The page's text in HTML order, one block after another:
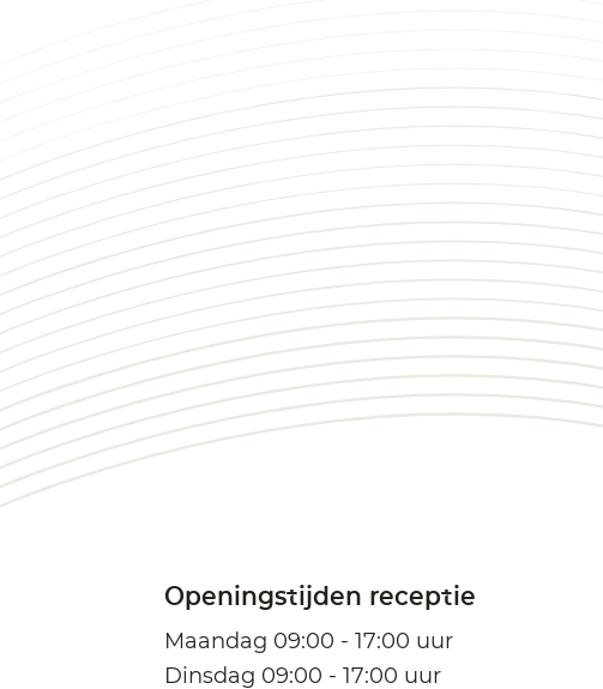
Openingstijden receptie
Maandag 09:00 - 17:00 uur
Dinsdag 09:00 - 17:00 uur